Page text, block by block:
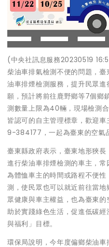
(中央社訊息服務20230519
柴油車排氣檢測不便的問題，
油車排煙檢測服務，提升民眾
願，預計將前往鹿野鄉等7個鄉
測數量上限為40輛，現場檢測
皆認可的自主管理標章，歡迎
9-384177，一起為臺東的空氣
臺東縣政府表示，臺東地形狹
進行柴油車排煙檢測的車主，常
為體恤車主的時間或路程不便
測，使民眾也可以就近前往當
眾健康與車主權益，也為臺東
助於實踐綠色生活，促進低碳
與福利」目標。
環保局說明，今年度偏鄉柴油車